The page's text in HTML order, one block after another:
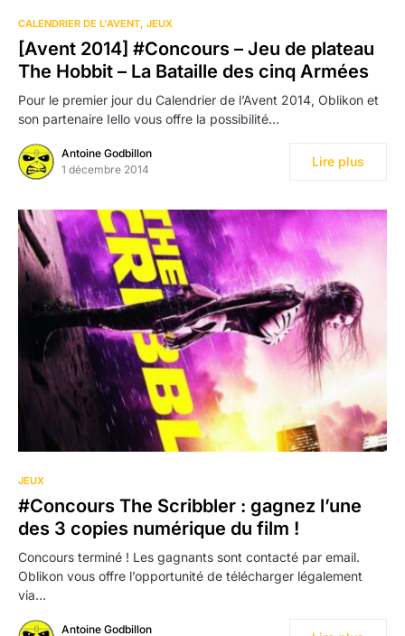
CALENDRIER DE L'AVENT JEUX
[Avent 2014] #Concours – Jeu de plateau
The Hobbit – La Bataille des cinq Armées
Pour le premier jour du Calendrier de l’Avent 2014, Oblikon et
son partenaire Iello vous offre la possibilité…
Antoine Godbillon
1 décembre 2014
Lire plus
JEUX
#Concours The Scribbler : gagnez l’une
des 3 copies numérique du film !
Concours terminé ! Les gagnants sont contacté par email.
Oblikon vous offre l’opportunité de télécharger légalement
via…
Antoine Godbillon